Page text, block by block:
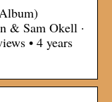
& Sam Okell ·
• 4 years